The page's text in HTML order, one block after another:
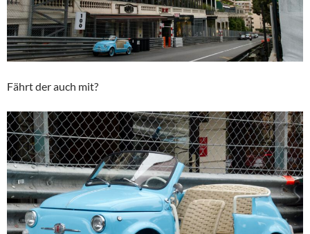
Fährt der auch mit?